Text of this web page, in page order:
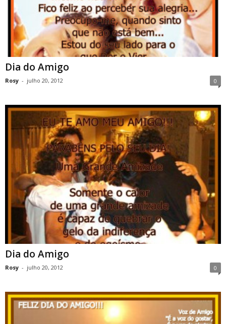
Dia do Amigo
Rosy - julho 20, 2012 0
Dia do Amigo
Rosy - julho 20, 2012 0